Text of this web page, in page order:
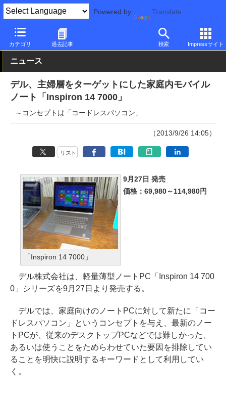
Powered by Translate
カテゴリ 過去記事 検索 Impressサイト
PC Watch パソコン/タブレット/スマートフォン モバイルノート
ニュース
デル、主婦層をターゲットにした家庭内モバイル
ノート「Inspiron 14 7000」
～コンセプトは「コードレスパソコン」
（2013/9/26 14:05）
リスト
「Inspiron 14 7000」
9月27日 発売
価格：69,980～114,980円
デル株式会社は、軽量薄型ノートPC「Inspiron 14 700
0」シリーズを9月27日より発売する。
デルでは、家庭向けのノートPCに対して新たに「コー
ドレスパソコン」というコンセプトを与え、最新のノー
トPCが、従来のデスクトップPCなどでは難しかった、
あるいは使うことをためらわせていた要因を排除してい
ることを明快に説明するキーワードとして利用してい
く。